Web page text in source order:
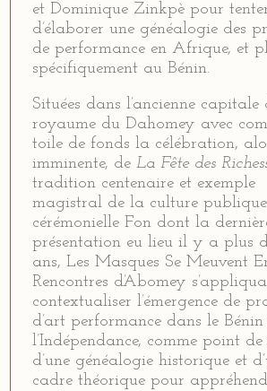
et Dominique Zinkpè pour
d’élaborer une généalogie des
de performance en Afrique, et
spécifiquement au Bénin.
Situées dans l’ancienne capitale
royaume du Dahomey avec
toile de fonds la célébration,
imminente, de La Fête des
tradition centenaire et exemple
magistral de la culture publique
cérémonielle Fon dont la
présentation eu lieu il y a plus
ans, Les Masques Se Meuvent
Rencontres d’Abomey
contextualiser l’émergence de
d’art performance dans le Bénin
l’Indépendance, comme point
d’une généalogie historique et
cadre théorique pour